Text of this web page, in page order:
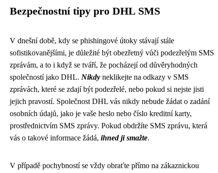
Bezpečnostní tipy pro DHL SMS
V dnešní době, kdy se phishingové útoky stávají stále
sofistikovanějšími, je důležité být obezřetný vůči podezřelým SMS
zprávám, a to i když se tváří, že pocházejí od důvěryhodných
společností jako DHL. Nikdy neklikejte na odkazy v SMS
zprávách, které se zdají být podezřelé, nebo pokud si nejste jisti
jejich pravostí. Společnost DHL vás nikdy nebude žádat o zadání
osobních údajů, jako je vaše heslo nebo číslo kreditní karty,
prostřednictvím SMS zprávy. Pokud obdržíte SMS zprávu, která
vás o takové informace žádá, ihned ji smažte.
V případě pochybností se vždy obraťte přímo na zákaznickou